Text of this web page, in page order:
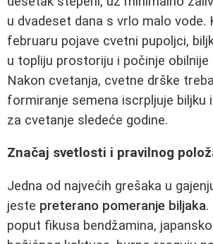
u dvadeset dana s vrlo malo vode.
februaru pojave cvetni pupoljci,
u topliju prostoriju i počinje obilnije
Nakon cvetanja, cvetne drške
formiranje semena iscrpljuje biljku
za cvetanje sledeće godine.
Značaj svetlosti i pravilnog
Jedna od najvećih grešaka u
jeste preterano pomeranje biljaka.
poput fikusa bendžamina,